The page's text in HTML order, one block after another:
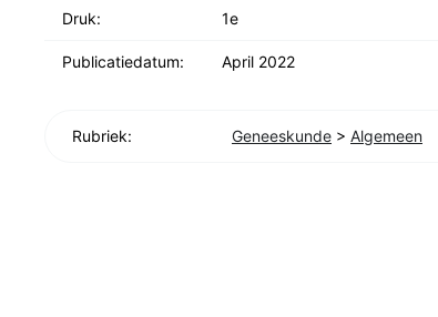
Druk: 1e
Publicatiedatum: April 2022
Rubriek: Geneeskunde > Algemeen